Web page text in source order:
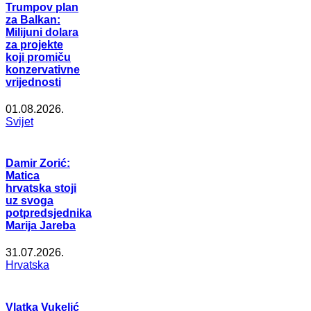
Trumpov plan
za Balkan:
Milijuni dolara
za projekte
koji promiču
konzervativne
vrijednosti
01.08.2026.
Svijet
Damir Zorić:
Matica
hrvatska stoji
uz svoga
potpredsjednika
Marija Jareba
31.07.2026.
Hrvatska
Vlatka Vukelić